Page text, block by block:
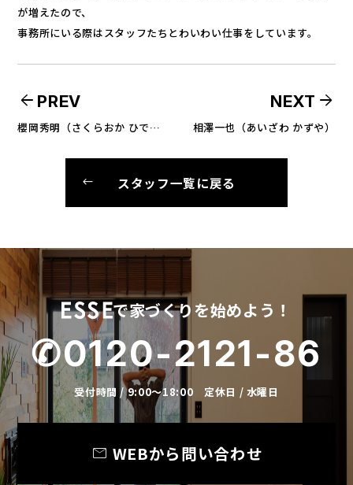
が増えたので、
事務所にいる際はスタッフたちとわいわい仕事をしています。
arrow_back PREV
櫻岡秀明（さくらおか ひであき）
NEXT arrow_forward
相澤一也（あいざわ かずや）
スタッフ一覧に戻る
で家づくりを始めよう！
✆0120-2121-86
受付時間 / 9:00～18:00 定休日 / 水曜日
mail WEBから問い合わせ